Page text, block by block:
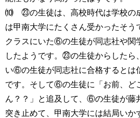
⑽ ㉓の生徒は、高校時代は学校の
は甲南大学にたくさん受かったそう
クラスにいた⑥の生徒が同志社や関
したようです。㉓の生徒からしたら
い⑥の生徒が同志社に合格するとは
です。そして⑥の生徒に「お前、ど
ん？？」と追及して、⑥の生徒が藤
突き止めて、甲南大学には結局いか